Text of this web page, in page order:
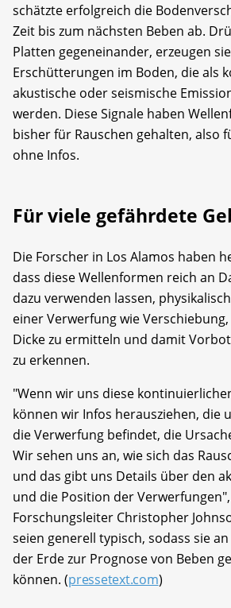
schätzte erfolgreich die
Zeit bis zum nächsten Beben ab.
Platten gegeneinander, erzeugen
Erschütterungen im Boden, die als
akustische oder seismische
werden. Diese Signale haben
bisher für Rauschen gehalten, also
ohne Infos.
Für viele gefährdete
Die Forscher in Los Alamos haben
dass diese Wellenformen reich an
dazu verwenden lassen,
einer Verwerfung wie
Dicke zu ermitteln und damit
zu erkennen.
"Wenn wir uns diese
können wir Infos herausziehen, die
die Verwerfung befindet, die
Wir sehen uns an, wie sich das
und das gibt uns Details über den
und die Position der
Forschungsleiter Christopher
seien generell typisch, sodass sie
der Erde zur Prognose von Beben
können. (pressetext.com)